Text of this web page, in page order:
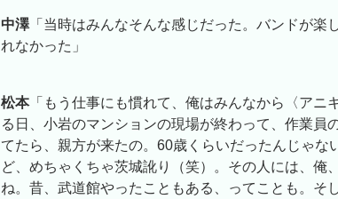
中澤「当時はみんなそんな感じだった。バンドが楽
れなかった」
松本「もう仕事にも慣れて、俺はみんなから〈アニ
る日、小岩のマンションの現場が終わって、作業員
てたら、親方が来たの。60歳くらいだったんじゃな
ど、めちゃくちゃ茨城訛り（笑）。その人には、俺
ね。昔、武道館やったこともある、ってことも。そ